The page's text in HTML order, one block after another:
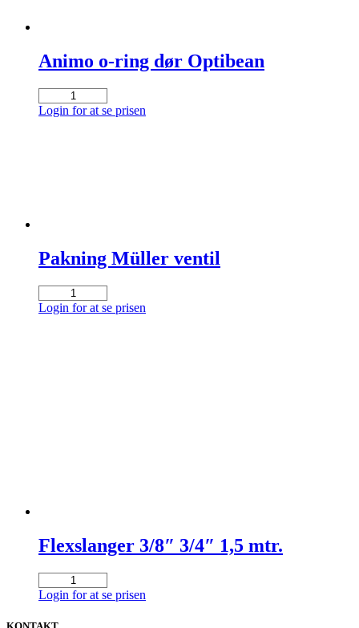
Animo o-ring dør Optibean
Animo
o-
Login for at se prisen
Pakning Müller ventil
Pakning
Müller
Login for at se prisen
Flexslanger 3/8″ 3/4″ 1,5 mtr.
Flexslanger
3/8"
1,5
Login for at se prisen